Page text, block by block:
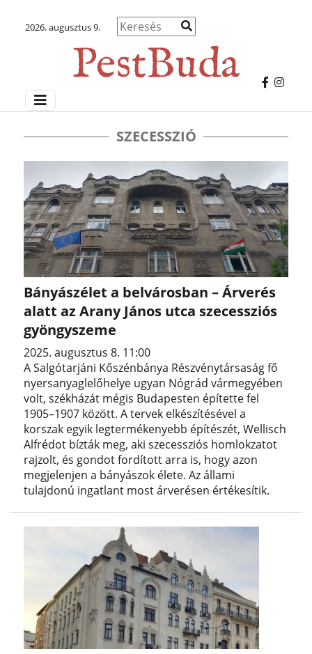
2026. augusztus 9.
SZECESSZIÓ
Bányászélet a belvárosban – Árverés
alatt az Arany János utca szecessziós
gyöngyszeme
2025. augusztus 8. 11:00
A Salgótarjáni Kőszénbánya Részvénytársaság fő
nyersanyaglelőhelye ugyan Nógrád vármegyében
volt, székházát mégis Budapesten építette fel
1905–1907 között. A tervek elkészítésével a
korszak egyik legtermékenyebb építészét, Wellisch
Alfrédot bízták meg, aki szecessziós homlokzatot
rajzolt, és gondot fordított arra is, hogy azon
megjelenjen a bányászok élete. Az állami
tulajdonú ingatlant most árverésen értékesítik.